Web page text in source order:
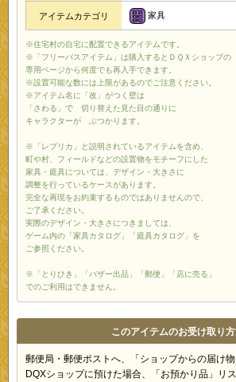
アイテムカテゴリ 家具
※住宅村の自宅に配置できるアイテムです。
※「フリーパスアイテム」は購入するとＤＱＸショップの
専用ページから何度でも再入手できます。
※設置可能な数には上限があるのでご注意ください。
※アイテム名に「改」がつく壁は
「さわる」で 切り替えた見た目の通りに
キャラクターが ぶつかります。
※「レプリカ」と説明されているアイテムを含め、
町や村、フィールドなどの設置物をモチーフにした
家具・庭具については、デザイン・大きさに
調整を行っているケースがあります。
完全な再現をお約束するものではありませんので、
ご了承ください。
実際のデザイン・大きさにつきましては、
ゲーム内の「家具カタログ」「庭具カタログ」を
ご参照ください。
※「とりひき」「バザー出品」「郵便」「店に売る」
でのご利用はできません。
このアイテムのお受け取り
郵便局・郵便ポストへ、「ショップからの届け物
DQXショップに預けた場合、「お預かり品」リ